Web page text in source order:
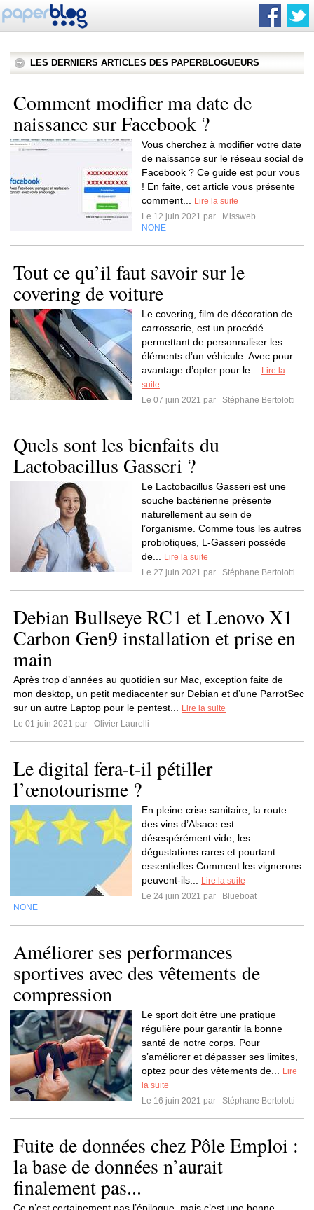
LES DERNIERS ARTICLES DES PAPERBLOGUEURS
Comment modifier ma date de
naissance sur Facebook ?
Vous cherchez à modifier votre date
de naissance sur le réseau social de
Facebook ? Ce guide est pour vous
! En faite, cet article vous présente
comment...
Lire la suite
Le 12 juin 2021 par
Missweb
NONE
Tout ce qu’il faut savoir sur le
covering de voiture
Le covering, film de décoration de
carrosserie, est un procédé
permettant de personnaliser les
éléments d’un véhicule. Avec pour
avantage d’opter pour le...
Lire la
suite
Le 07 juin 2021 par
Stéphane Bertolotti
Quels sont les bienfaits du
Lactobacillus Gasseri ?
Le Lactobacillus Gasseri est une
souche bactérienne présente
naturellement au sein de
l’organisme. Comme tous les autres
probiotiques, L-Gasseri possède
de...
Lire la suite
Le 27 juin 2021 par
Stéphane Bertolotti
Debian Bullseye RC1 et Lenovo X1
Carbon Gen9 installation et prise en
main
Après trop d’années au quotidien sur Mac, exception faite de
mon desktop, un petit mediacenter sur Debian et d’une ParrotSec
sur un autre Laptop pour le pentest...
Lire la suite
Le 01 juin 2021 par
Olivier Laurelli
Le digital fera-t-il pétiller
l’œnotourisme ?
En pleine crise sanitaire, la route
des vins d’Alsace est
désespérément vide, les
dégustations rares et pourtant
essentielles.Comment les vignerons
peuvent-ils...
Lire la suite
Le 24 juin 2021 par
Blueboat
NONE
Améliorer ses performances
sportives avec des vêtements de
compression
Le sport doit être une pratique
régulière pour garantir la bonne
santé de notre corps. Pour
s’améliorer et dépasser ses limites,
optez pour des vêtements de...
Lire
la suite
Le 16 juin 2021 par
Stéphane Bertolotti
Fuite de données chez Pôle Emploi :
la base de données n’aurait
finalement pas...